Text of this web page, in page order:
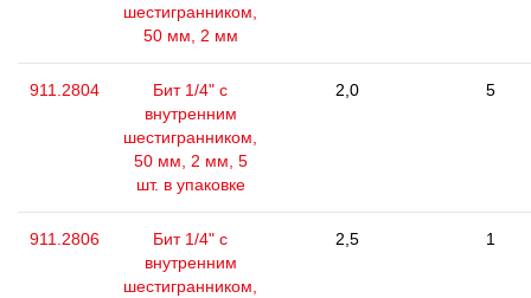
шестигранником,
50 мм, 2 мм
911.2804
Бит 1/4" с
внутренним
шестигранником,
50 мм, 2 мм, 5
шт. в упаковке
2,0 5
911.2806
Бит 1/4" с
внутренним
шестигранником,
2,5 1